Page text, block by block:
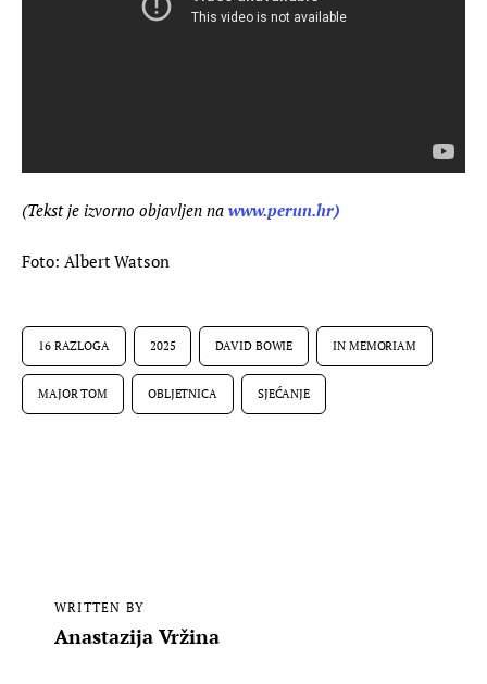
(Tekst je izvorno objavljen na www.perun.hr)
Foto: Albert Watson
16 RAZLOGA 2025 DAVID BOWIE IN MEMORIAM
MAJOR TOM OBLJETNICA SJEĆANJE
WRITTEN BY
Anastazija Vržina